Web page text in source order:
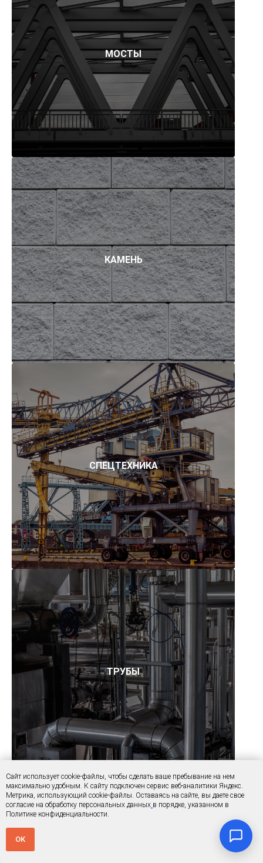
МОСТЫ
КАМЕНЬ
СПЕЦТЕХНИКА
ТРУБЫ
Сайт использует cookie-файлы, чтобы сделать ваше пребывание на нем
максимально удобным. К cайту подключен сервис веб-аналитики Яндекс.
Метрика, использующий cookie-файлы. Оставаясь на сайте, вы даете свое
согласие на обработку персональных данных в порядке, указанном в
Политике конфиденциальности.
OK